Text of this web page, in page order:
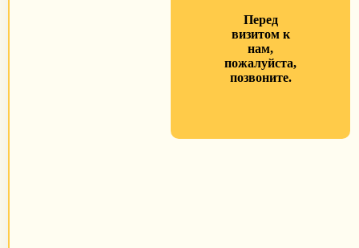
Перед
визитом к
нам,
пожалуйста,
позвоните.